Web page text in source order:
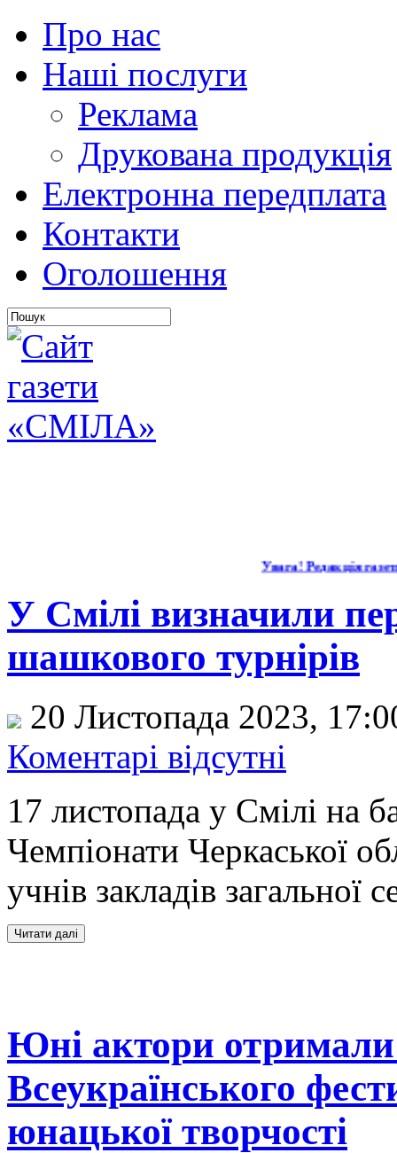
Про нас
Наші послуги
Реклама
Друкована продукція
Електронна передплата
Контакти
Оголошення
Увага! Редакція
У Смілі визначили
шашкового турнірів
20 Листопада 2023,
Коментарі відсутні
17 листопада у Смілі на
Чемпіонати Черкаської
учнів закладів загальної
Юні актори отримали
Всеукраїнського
юнацької творчості